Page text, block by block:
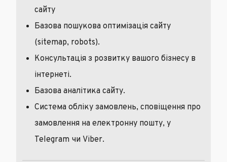
сайту
Базова пошукова оптимізація сайту
(sitemap, robots).
Консультація з розвитку вашого бізнесу в
інтернеті.
Базова аналітика сайту.
Система обліку замовлень, сповіщення про
замовлення на електронну пошту, у
Telegram чи Viber.